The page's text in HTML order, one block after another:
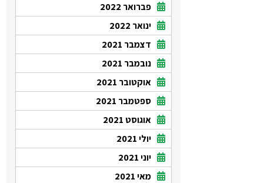
פברואר 2022
ינואר 2022
דצמבר 2021
נובמבר 2021
אוקטובר 2021
ספטמבר 2021
אוגוסט 2021
יולי 2021
יוני 2021
מאי 2021